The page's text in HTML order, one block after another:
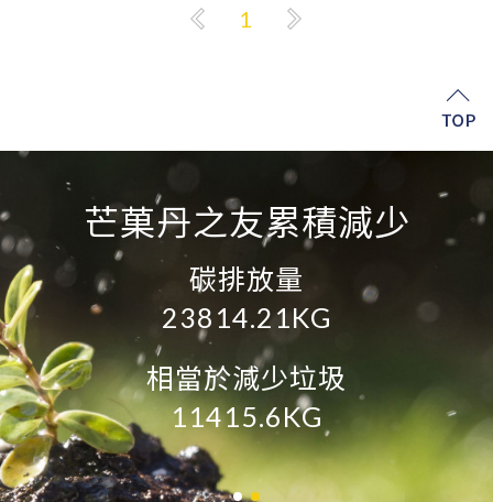
1
再生資源
10654.56KG
約減少石油
5073.6L
約減少鋁礦
5919.2KG
芒菓丹之友累積減少
碳排放量
23814.21KG
相當於減少垃圾
11415.6KG